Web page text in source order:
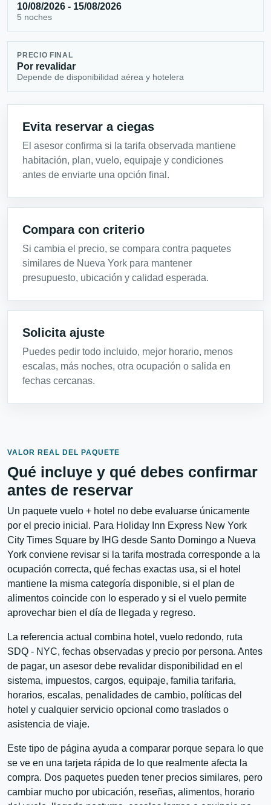
10/08/2026 - 15/08/2026
5 noches
PRECIO FINAL
Por revalidar
Depende de disponibilidad aérea y hotelera
Evita reservar a ciegas
El asesor confirma si la tarifa observada mantiene
habitación, plan, vuelo, equipaje y condiciones
antes de enviarte una opción final.
Compara con criterio
Si cambia el precio, se compara contra paquetes
similares de Nueva York para mantener
presupuesto, ubicación y calidad esperada.
Solicita ajuste
Puedes pedir todo incluido, mejor horario, menos
escalas, más noches, otra ocupación o salida en
fechas cercanas.
VALOR REAL DEL PAQUETE
Qué incluye y qué debes confirmar
antes de reservar
Un paquete vuelo + hotel no debe evaluarse únicamente
por el precio inicial. Para Holiday Inn Express New York
City Times Square by IHG desde Santo Domingo a Nueva
York conviene revisar si la tarifa mostrada corresponde a la
ocupación correcta, qué fechas exactas usa, si el hotel
mantiene la misma categoría disponible, si el plan de
alimentos coincide con lo esperado y si el vuelo permite
aprovechar bien el día de llegada y regreso.
La referencia actual combina hotel, vuelo redondo, ruta
SDQ - NYC, fechas observadas y precio por persona. Antes
de pagar, un asesor debe revalidar disponibilidad en el
sistema, impuestos, cargos, equipaje, familia tarifaria,
horarios, escalas, penalidades de cambio, políticas del
hotel y cualquier servicio opcional como traslados o
asistencia de viaje.
Este tipo de página ayuda a comparar porque separa lo que
se ve en una tarjeta rápida de lo que realmente afecta la
compra. Dos paquetes pueden tener precios similares, pero
cambiar mucho por ubicación, reseñas, alimentos, horario